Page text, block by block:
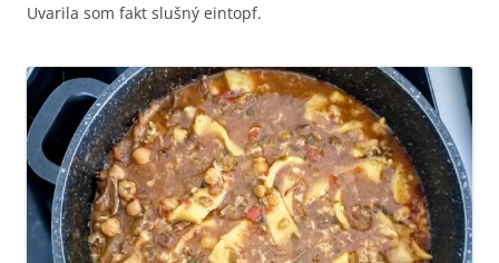
Uvarila som fakt slušný eintopf.